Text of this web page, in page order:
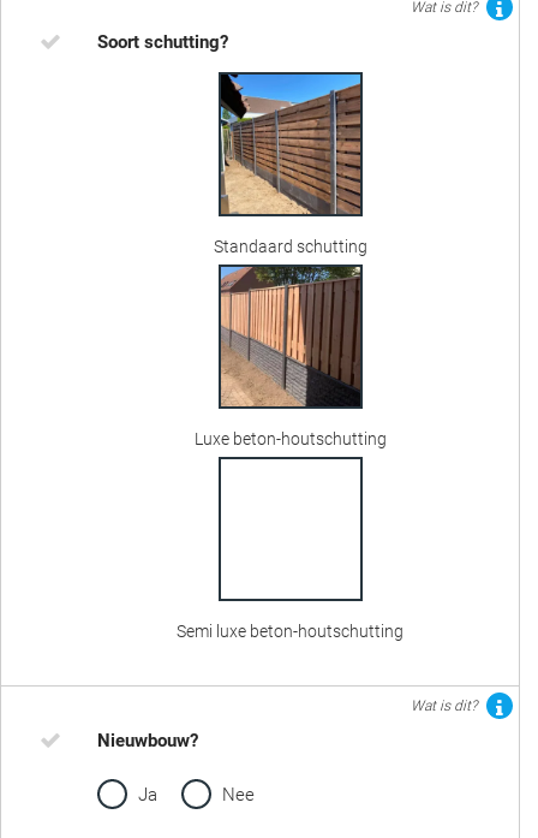
Wat is dit?
Soort schutting?
Standaard schutting
Luxe beton-houtschutting
Semi luxe beton-houtschutting
Wat is dit?
Nieuwbouw?
Ja Nee